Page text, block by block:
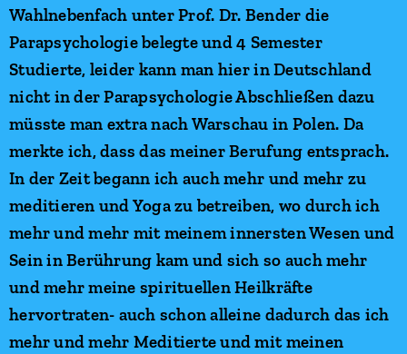
Wahlnebenfach unter Prof. Dr. Bender die
Parapsychologie belegte und 4 Semester
Studierte, leider kann man hier in Deutschland
nicht in der Parapsychologie Abschließen dazu
müsste man extra nach Warschau in Polen. Da
merkte ich, dass das meiner Berufung entsprach.
In der Zeit begann ich auch mehr und mehr zu
meditieren und Yoga zu betreiben, wo durch ich
mehr und mehr mit meinem innersten Wesen und
Sein in Berührung kam und sich so auch mehr
und mehr meine spirituellen Heilkräfte
hervortraten- auch schon alleine dadurch das ich
mehr und mehr Meditierte und mit meinen